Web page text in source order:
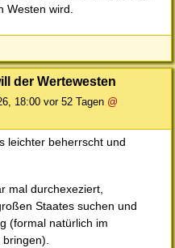
Westen wird.
der Wertewesten
18:00 vor 52 Tagen @
leichter beherrscht und
mal durchexeziert,
Staates suchen und
(formal natürlich im
bringen).